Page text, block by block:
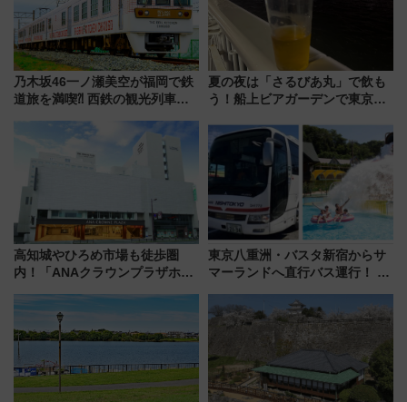
乃木坂46一ノ瀬美空が福岡で鉄
道旅を満喫⁈ 西鉄の観光列車
CHIKUGO」で巡る福岡･太宰
府･柳川の旅！YouTubeが公開
夏の夜は「さるびあ丸」で飲も
う！船上ビアガーデンで東京湾
杯……工場直送生ビールや島グ
ルメが美味い
高知城やひろめ市場も徒歩圏
内！「ANAクラウンプラザホテ
東京八重洲・バスタ新宿からサ
マーランドへ直行バス運行！ お
推し活を楽しもう！（2026年
8/1～31）